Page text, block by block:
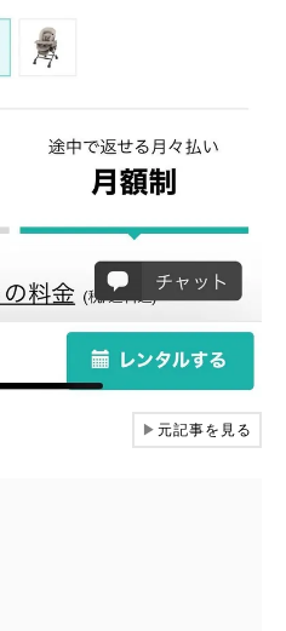
▶元記事を見る